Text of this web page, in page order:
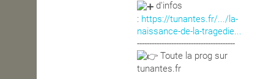
d'infos
: https://tunantes.fr/.../la-
naissance-de-la-tragedie...
----------------------------------------
Toute la prog sur
tunantes.fr